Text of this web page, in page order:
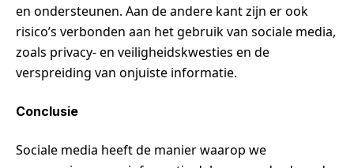
en ondersteunen. Aan de andere kant zijn er ook
risico’s verbonden aan het gebruik van sociale media,
zoals privacy- en veiligheidskwesties en de
verspreiding van onjuiste informatie.
Conclusie
Sociale media heeft de manier waarop we